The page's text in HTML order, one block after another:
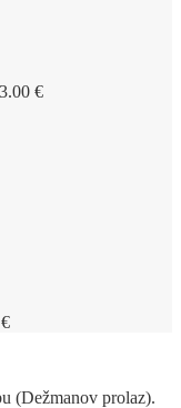
€
€
(Dežmanov prolaz).